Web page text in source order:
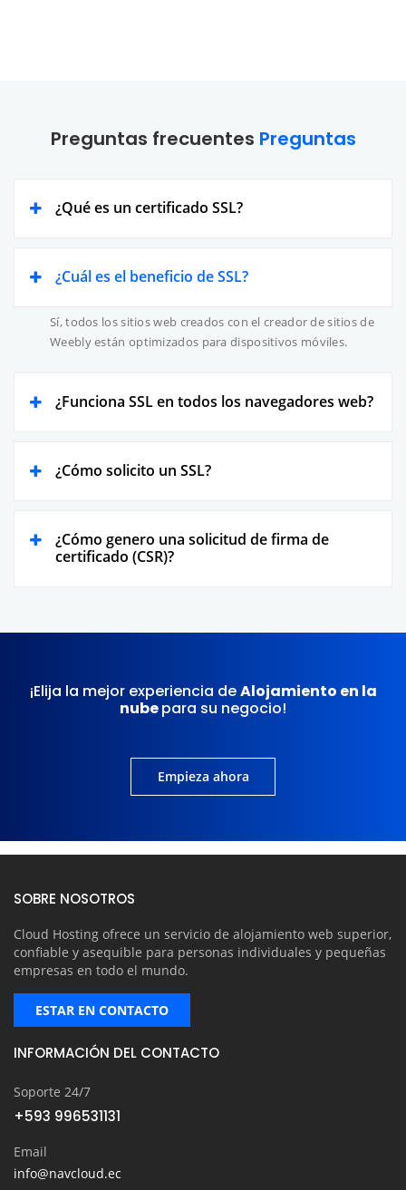
Preguntas frecuentes Preguntas
¿Qué es un certificado SSL?
¿Cuál es el beneficio de SSL?
Sí, todos los sitios web creados con el creador de sitios de
Weebly están optimizados para dispositivos móviles.
¿Funciona SSL en todos los navegadores web?
¿Cómo solicito un SSL?
¿Cómo genero una solicitud de firma de
certificado (CSR)?
¡Elija la mejor experiencia deAlojamiento en la
nubepara su negocio!
Empieza ahora
SOBRE NOSOTROS
Cloud Hosting ofrece un servicio de alojamiento web superior,
confiable y asequible para personas individuales y pequeñas
empresas en todo el mundo.
ESTAR EN CONTACTO
INFORMACIÓN DEL CONTACTO
Soporte 24/7
+593 996531131
Email
info@navcloud.ec